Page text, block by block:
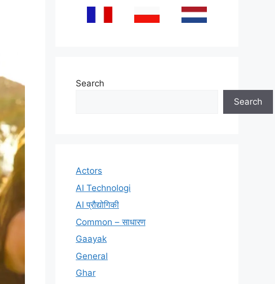
Search
Search
Actors
AI Technologi
AI प्रौद्योगिकी
Common – साधारण
Gaayak
General
Ghar